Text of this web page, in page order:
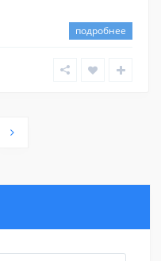
подробнее